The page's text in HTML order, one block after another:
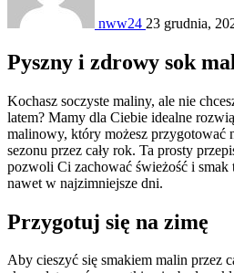
nww24 23 grudnia,
Pyszny i zdrowy sok
Kochasz soczyste maliny, ale nie
latem? Mamy dla Ciebie idealne
malinowy, który możesz przygotować
sezonu przez cały rok. Ta prosty
pozwoli Ci zachować świeżość i
nawet w najzimniejsze dni.
Przygotuj się na zimę
Aby cieszyć się smakiem malin przez